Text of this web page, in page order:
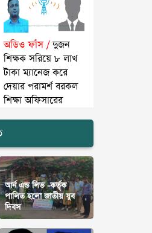
অডিও ফাঁস /দুজন
শিক্ষক সরিয়ে ৮ লাখ
টাকা ম্যানেজ করে
দেয়ার পরামর্শ বরকল
শিক্ষা অফিসারের
আর্ন এন্ড লিভ -কর্তৃক
পালিত হলো জাতীয় যুব
দিবস